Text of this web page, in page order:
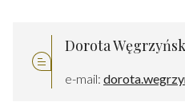
Dorota
e-mail: